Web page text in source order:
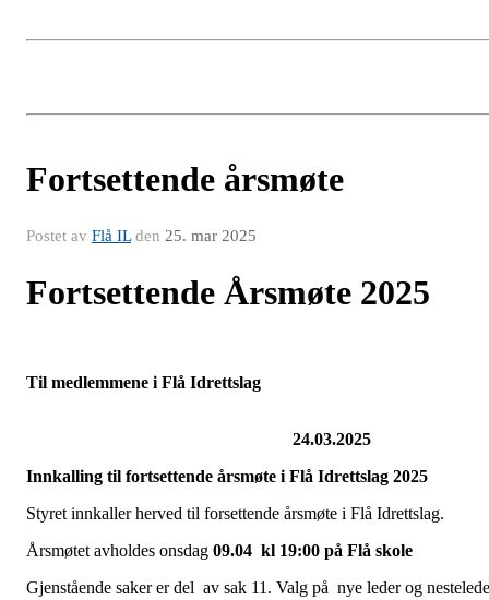
Fortsettende årsmøte
Postet av Flå ILden 25. mar 2025
Fortsettende Årsmøte 2025
Til medlemmene i Flå Idrettslag
24.03.2025
Innkalling til fortsettende årsmøte i Flå Idrettslag 2025
Styret innkaller herved til forsettende årsmøte i Flå Idrettslag.
Årsmøtet avholdes onsdag 09.04 kl 19:00 på Flå skole
Gjenstående saker er del av sak 11. Valg på nye leder og